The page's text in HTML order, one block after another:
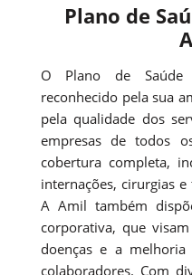
Plano de
O Plano de
reconhecido pela sua
pela qualidade dos
empresas de todos
cobertura completa,
internações, cirurgias
A Amil também
corporativa, que
doenças e a
colaboradores. Com